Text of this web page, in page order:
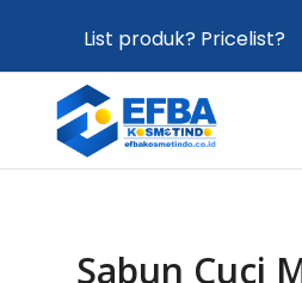
Sabun Cuci
List produk? Pricelist?